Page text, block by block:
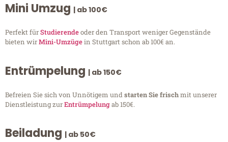
Mini Umzug | ab 100€
Perfekt fürStudierendeoder den Transport weniger Gegenstände
bieten wirMini-Umzügein Stuttgart schon ab 100€ an.
Entrümpelung | ab 150€
Befreien Sie sich von Unnötigem undstarten Sie frischmit unserer
Dienstleistung zurEntrümpelungab 150€.
Beiladung | ab 50€